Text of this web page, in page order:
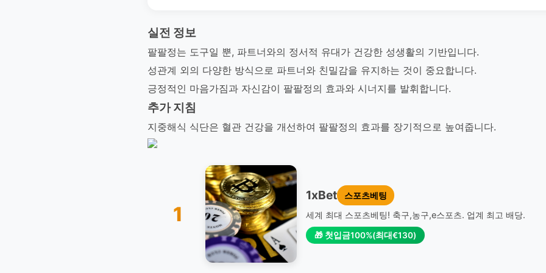
실전 정보
팔팔정는 도구일 뿐, 파트너와의 정서적 유대가 건강한 성생활의 기반입니다.
성관계 외의 다양한 방식으로 파트너와 친밀감을 유지하는 것이 중요합니다.
긍정적인 마음가짐과 자신감이 팔팔정의 효과와 시너지를 발휘합니다.
추가 지침
지중해식 식단은 혈관 건강을 개선하여 팔팔정의 효과를 장기적으로 높여줍니다.
1
1xBet
스포츠베팅
세계 최대 스포츠베팅! 축구,농구,e스포츠. 업계 최고 배당.
🎁 첫입금100%(최대€130)